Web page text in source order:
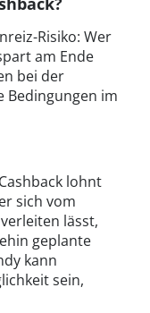
Risiko: Wer
am Ende
bei der
Bedingungen im
lohnt
sich vom
lässt,
geplante
kann
sein,